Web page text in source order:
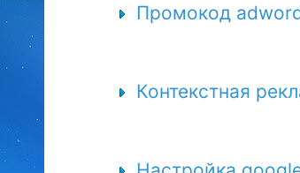
Промокод
Контекстная